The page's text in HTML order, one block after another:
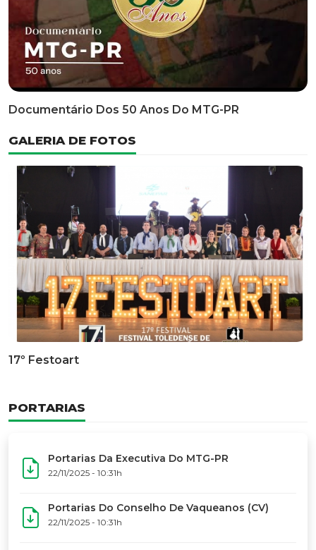
Documentário Dos 50 Anos Do MTG-PR
GALERIA DE FOTOS
17º Festoart
PORTARIAS
Portarias Da Executiva Do MTG-PR
22/11/2025 - 10:31h
Portarias Do Conselho De Vaqueanos (CV)
22/11/2025 - 10:31h